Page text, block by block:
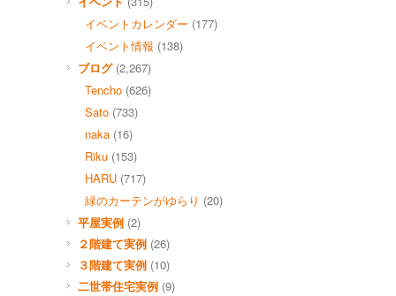
イベントカレンダー (177)
イベント情報 (138)
ブログ(2,267)
Tencho (626)
Sato (733)
naka (16)
Riku (153)
HARU (717)
緑のカーテンがゆらり (20)
平屋実例 (2)
２階建て実例 (26)
３階建て実例 (10)
二世帯住宅実例 (9)